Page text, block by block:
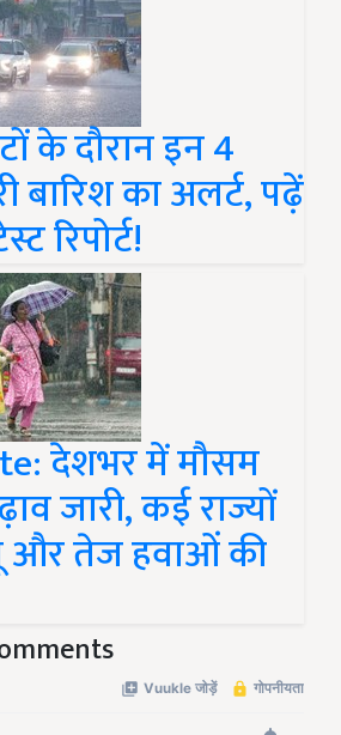
के दौरान इन 4
बारिश का अलर्ट, पढ़ें
रिपोर्ट!
देशभर में मौसम
जारी, कई राज्यों
और तेज हवाओं की